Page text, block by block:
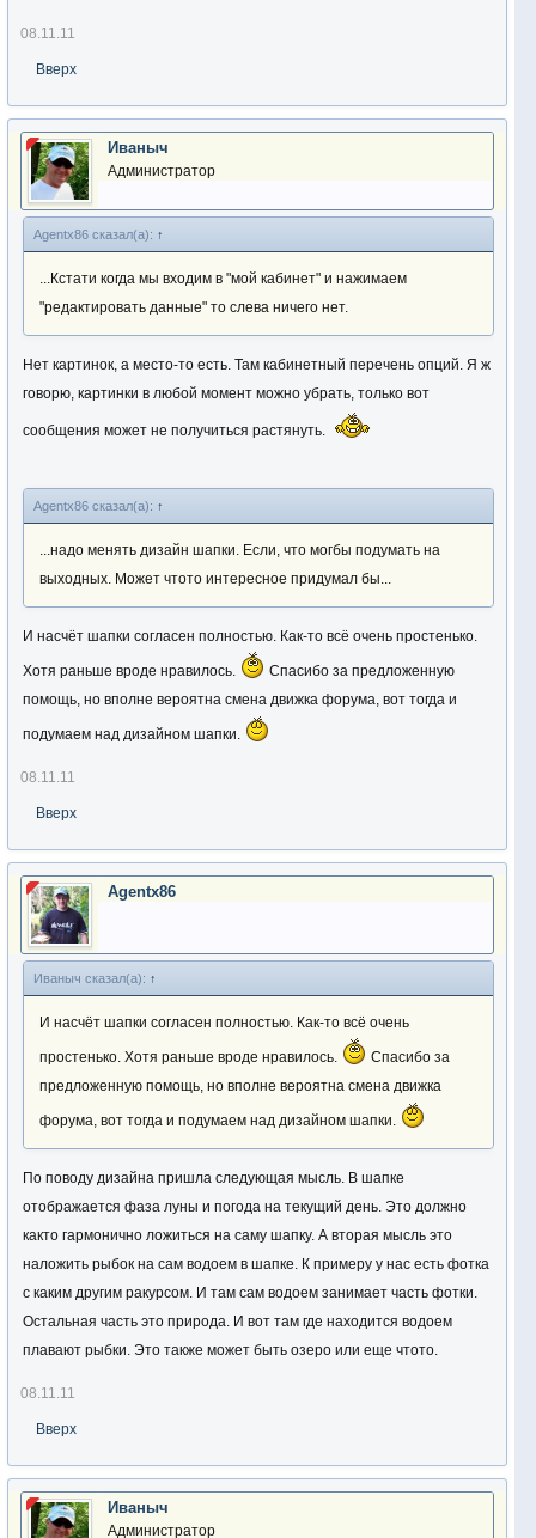
08.11.11
Вверх
Иваныч
Администратор
Agentx86 сказал(а): ↑
...Кстати когда мы входим в "мой кабинет" и нажимаем
"редактировать данные" то слева ничего нет.
Нет картинок, а место-то есть. Там кабинетный перечень опций. Я ж
говорю, картинки в любой момент можно убрать, только вот
сообщения может не получиться растянуть.
Agentx86 сказал(а): ↑
...надо менять дизайн шапки. Если, что могбы подумать на
выходных. Может чтото интересное придумал бы...
И насчёт шапки согласен полностью. Как-то всё очень простенько.
Хотя раньше вроде нравилось.
Спасибо за предложенную
помощь, но вполне вероятна смена движка форума, вот тогда и
подумаем над дизайном шапки.
08.11.11
Вверх
Agentx86
Иваныч сказал(а): ↑
И насчёт шапки согласен полностью. Как-то всё очень
простенько. Хотя раньше вроде нравилось.
Спасибо за
предложенную помощь, но вполне вероятна смена движка
форума, вот тогда и подумаем над дизайном шапки.
По поводу дизайна пришла следующая мысль. В шапке
отображается фаза луны и погода на текущий день. Это должно
както гармонично ложиться на саму шапку. А вторая мысль это
наложить рыбок на сам водоем в шапке. К примеру у нас есть фотка
с каким другим ракурсом. И там сам водоем занимает часть фотки.
Остальная часть это природа. И вот там где находится водоем
плавают рыбки. Это также может быть озеро или еще чтото.
08.11.11
Вверх
Иваныч
Администратор